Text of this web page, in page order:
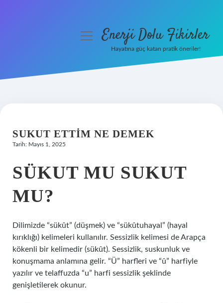
Hakkımızda
menüyüEnerji Dolu Fikirler
Hayatına güç katan pratik öneriler!
SUKUT ETTIM NE DEMEK
Tarih: Mayıs 1, 2025
SÜKUT MU SUKUT
MU?
Dilimizde “sükût” (düşmek) ve “sükûtuhayal” (hayal
kırıklığı) kelimeleri kullanılır. Sessizlik kelimesi de Arapça
kökenli bir kelimedir (sükût). Sessizlik, suskunluk ve
konuşmama anlamına gelir. “Ü” harfleri ve “û” harfiyle
yazılır ve telaffuzda “u” harfi sessizlik şeklinde
genişletilerek okunur.